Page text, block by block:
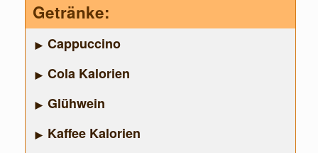
Getränke:
Cappuccino
Cola Kalorien
Glühwein
Kaffee Kalorien